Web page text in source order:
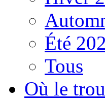
Été
Tous
Où le